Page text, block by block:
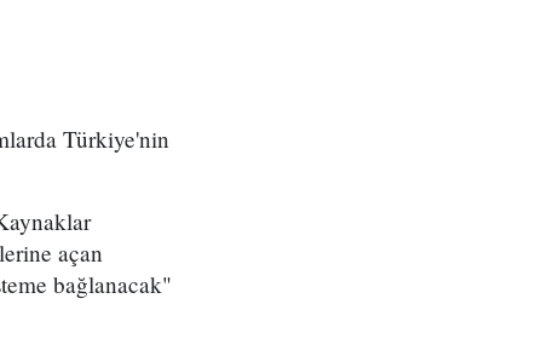
Türkiye'nin
açan
bağlanacak"